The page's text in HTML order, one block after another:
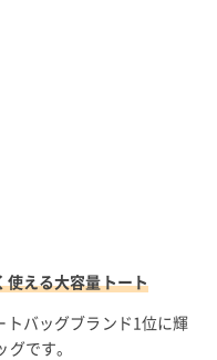
使える大容量トート
バッグブランド1位に輝
です。